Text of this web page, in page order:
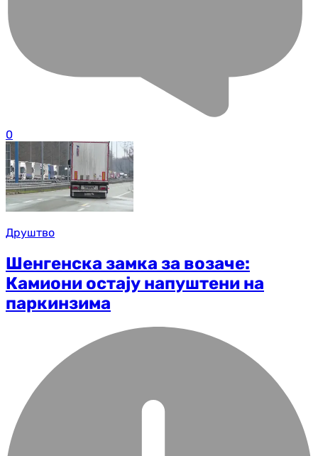
0
Друштво
Шенгенска замка за возаче:
Камиони остају напуштени на
паркинзима